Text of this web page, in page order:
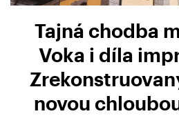
Tajná chodba
Voka i díla
novou